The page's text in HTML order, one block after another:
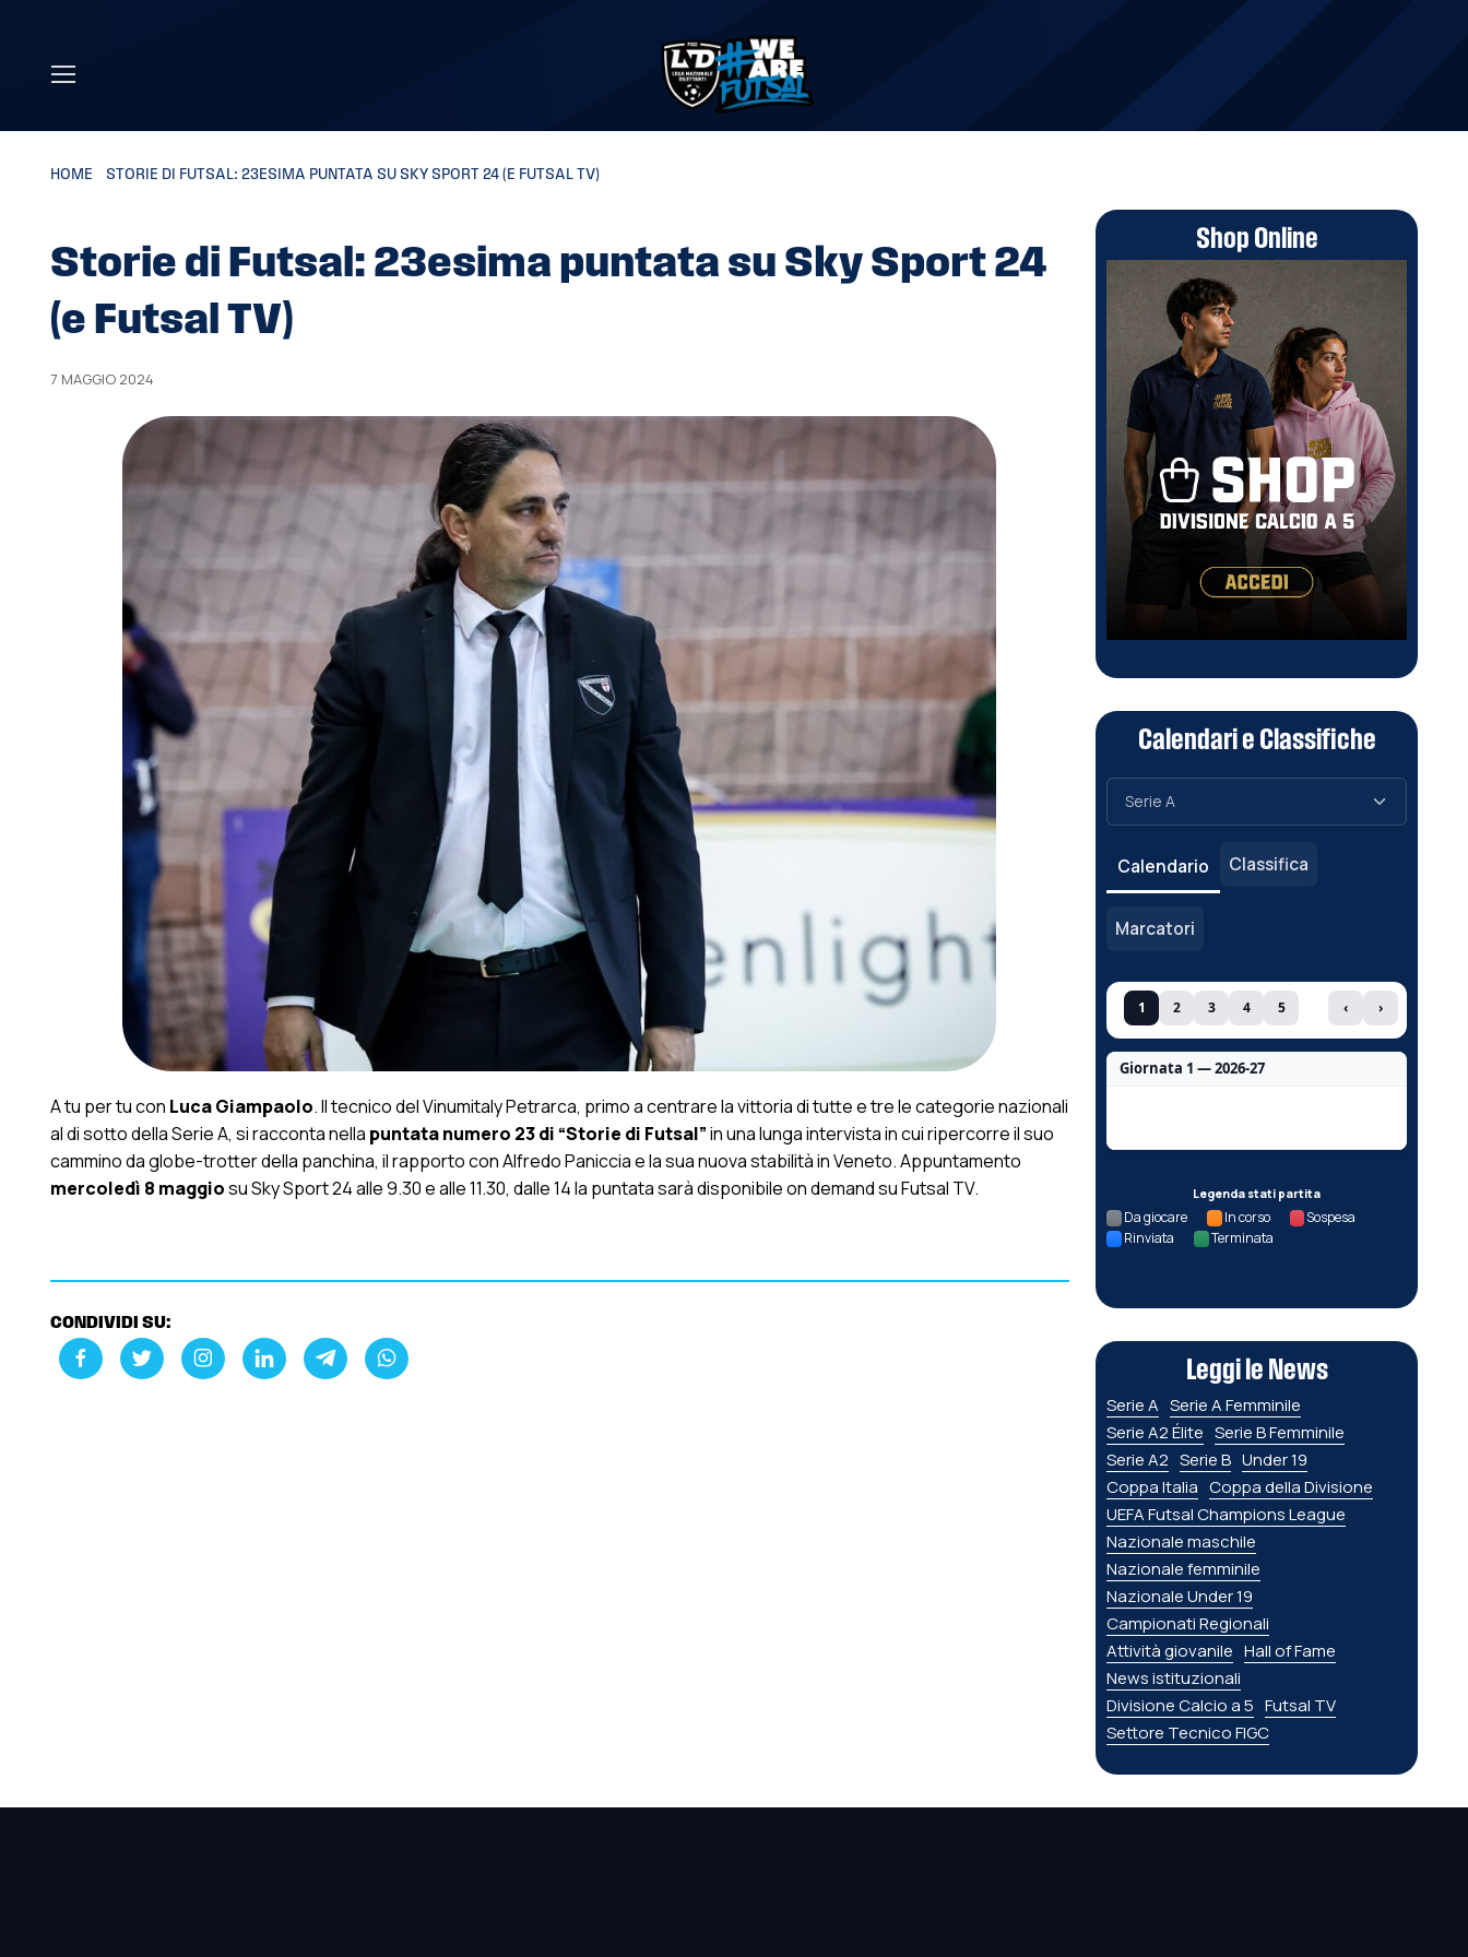
HOME STORIE DI FUTSAL: 23ESIMA PUNTATA SU SKY SPORT 24 (E FUTSAL TV)
Storie di Futsal: 23esima puntata su Sky Sport 24
(e Futsal TV)
7 MAGGIO 2024
A tu per tu con Luca Giampaolo. Il tecnico del Vinumitaly Petrarca, primo a centrare la vittoria di tutte e tre le categorie nazionali
al di sotto della Serie A, si racconta nella puntata numero 23 di “Storie di Futsal”in una lunga intervista in cui ripercorre il suo
cammino da globe-trotter della panchina, il rapporto con Alfredo Paniccia e la sua nuova stabilità in Veneto. Appuntamento
mercoledì 8 maggiosu Sky Sport 24 alle 9.30 e alle 11.30, dalle 14 la puntata sarà disponibile on demand su Futsal TV.
CONDIVIDI SU:
Shop Online
Calendari e Classifiche
Calendario Classifica
Marcatori
1 2 3 4 5 ‹ ›
Giornata 1 — 2026-27
Legenda stati partita
Da giocare In corso
Sospesa
Rinviata
Terminata
Leggi le News
Serie A Serie A Femminile
Serie A2 Élite Serie B Femminile
Serie A2 Serie B Under 19
Coppa Italia Coppa della Divisione
UEFA Futsal Champions League
Nazionale maschile
Nazionale femminile
Nazionale Under 19
Campionati Regionali
Attività giovanile Hall of Fame
News istituzionali
Divisione Calcio a 5 Futsal TV
Settore Tecnico FIGC